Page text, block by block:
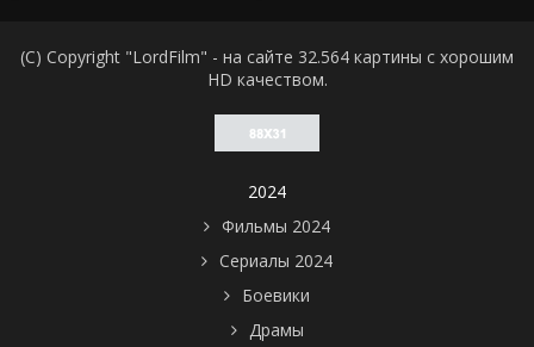
(C) Copyright "LordFilm" - на сайте 32.564 картины с хорошим
HD качеством.
2024
Фильмы 2024
Сериалы 2024
Боевики
Драмы